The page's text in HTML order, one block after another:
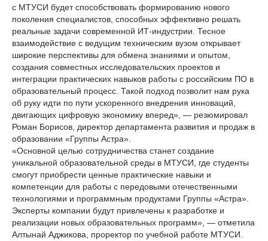
с МТУСИ будет способствовать формированию нового
поколения специалистов, способных эффективно решать
реальные задачи современной ИТ-индустрии. Тесное
взаимодействие с ведущим техническим вузом открывает
широкие перспективы для обмена знаниями и опытом,
создания совместных исследовательских проектов и
интеграции практических навыков работы с российским ПО в
образовательный процесс. Такой подход позволит нам рука
об руку идти по пути ускоренного внедрения инноваций,
двигающих цифровую экономику вперед», — резюмировал
Роман Борисов, директор департамента развития и продаж в
образовании «Группы Астра».
«Основной целью сотрудничества станет создание
уникальной образовательной среды в МТУСИ, где студенты
смогут приобрести ценные практические навыки и
компетенции для работы с передовыми отечественными
технологиями и программным продуктами Группы «Астра».
Эксперты компании будут привлечены к разработке и
реализации новых образовательных программ», — отметила
Алтынай Аджикова, проректор по учебной работе МТУСИ.